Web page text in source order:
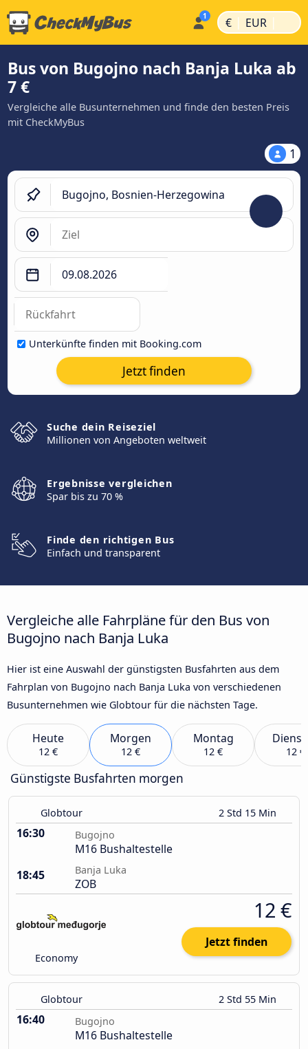
€ | EUR |
Bus von Bugojno nach Banja Luka ab
7 €
Vergleiche alle Busunternehmen und finde den besten Preis
mit CheckMyBus
1
Unterkünfte finden mit Booking.com
Jetzt finden
Suche dein Reiseziel
Millionen von Angeboten weltweit
Ergebnisse vergleichen
Spar bis zu 70 %
Finde den richtigen Bus
Einfach und transparent
Vergleiche alle Fahrpläne für den Bus von
Bugojno nach Banja Luka
Hier ist eine Auswahl der günstigsten Busfahrten aus dem
Fahrplan von Bugojno nach Banja Luka von verschiedenen
Busunternehmen wie Globtour für die nächsten Tage.
Heute
12 €
Morgen
12 €
Montag
12 € 12 €
Günstigste Busfahrten morgen
Globtour 2 Std 15 Min
16:30 Bugojno
M16 Bushaltestelle
18:45
Banja Luka
ZOB
Economy
12 €
Jetzt finden
Globtour 2 Std 55 Min
16:40 Bugojno
M16 Bushaltestelle